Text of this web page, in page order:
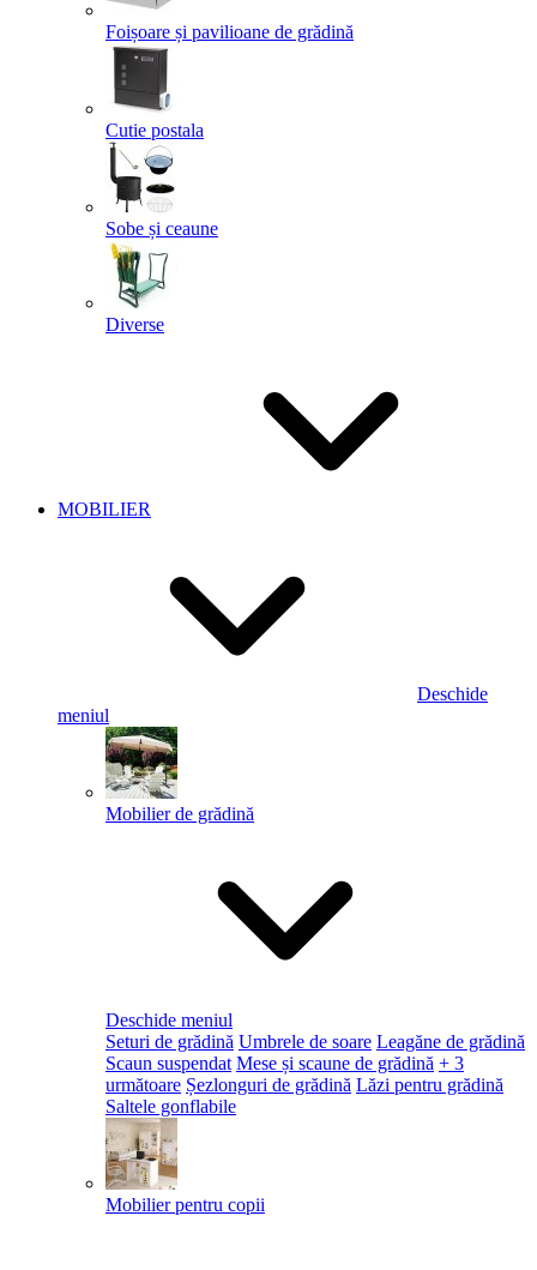
Foișoare și pavilioane de grădină
Cutie postala
Sobe și ceaune
Diverse
MOBILIER
Deschide
meniul
Mobilier de grădină
Deschide meniul
Seturi de grădină Umbrele de soare Leagăne de grădină
Scaun suspendat Mese și scaune de grădină + 3
următoare Șezlonguri de grădină Lăzi pentru grădină
Saltele gonflabile
Mobilier pentru copii